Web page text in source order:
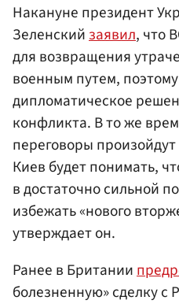
Накануне президент
Зеленскийзаявил, что
для возвращения
военным путем,
дипломатическое
конфликта. В то же
переговоры произойдут
Киев будет понимать,
в достаточно сильной
избежать «нового
утверждает он.
Ранее в Британии
болезненную» сделку с